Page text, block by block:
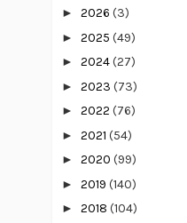
► 2026 (3)
► 2025 (49)
► 2024(27)
► 2023 (73)
► 2022 (76)
► 2021 (54)
► 2020 (99)
► 2019 (140)
► 2018 (104)